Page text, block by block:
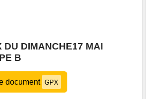
DU DIMANCHE17 MAI
B
document GPX